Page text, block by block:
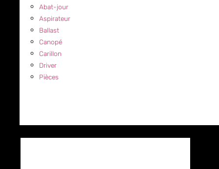
Abat-jour
Aspirateur
Ballast
Canopé
Carillon
Driver
Pièces